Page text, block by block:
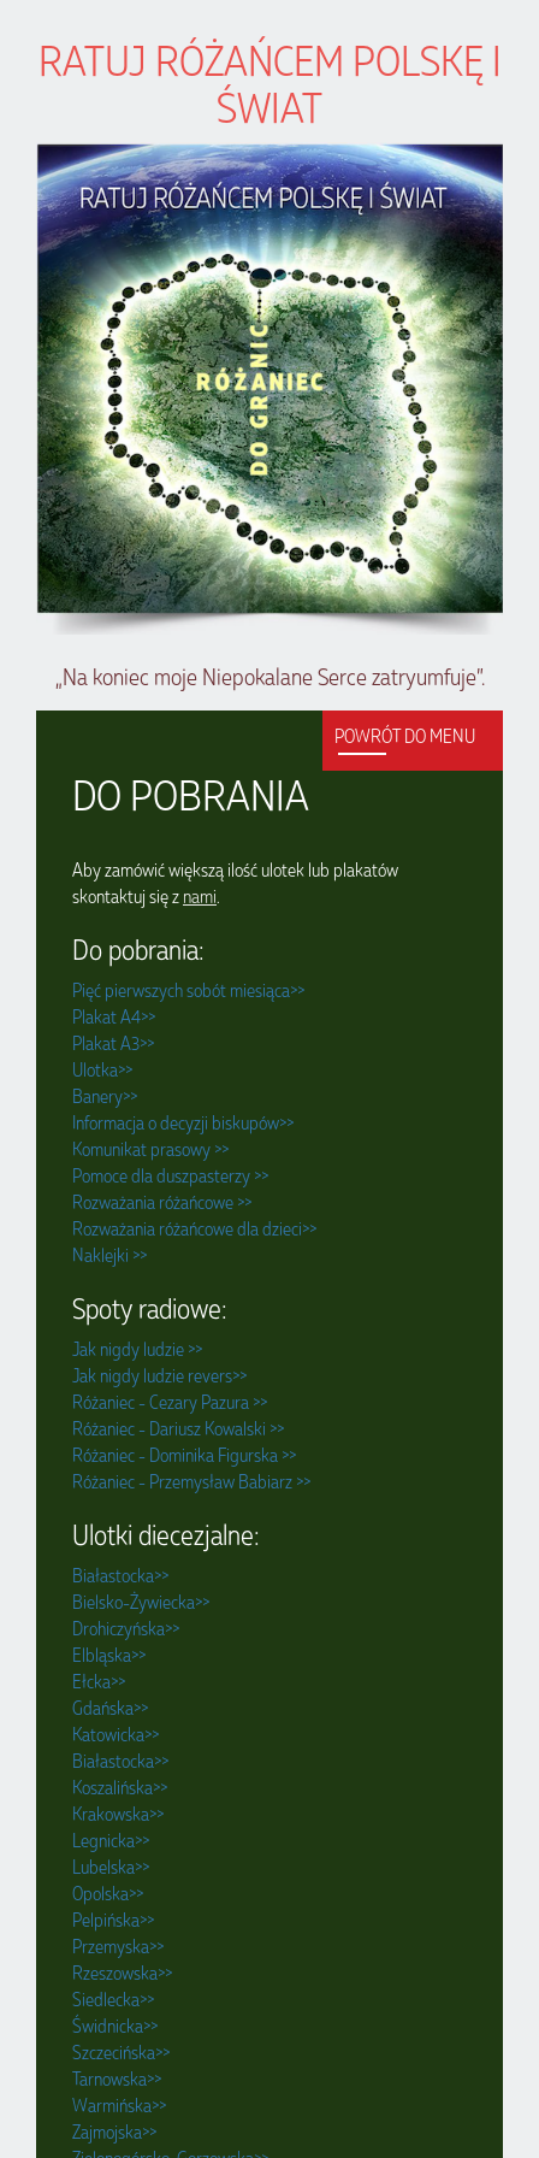
RATUJ RÓŻAŃCEM POLSKĘ I
ŚWIAT
„Na koniec moje Niepokalane Serce zatryumfuje”.
DO POBRANIA
Aby zamówić większą ilość ulotek lub plakatów
skontaktuj się z nami.
Do pobrania:
Pięć pierwszych sobót miesiąca>>
Plakat A4>>
Plakat A3>>
Ulotka>>
Banery>>
Informacja o decyzji biskupów>>
Komunikat prasowy >>
Pomoce dla duszpasterzy >>
Rozważania różańcowe >>
Rozważania różańcowe dla dzieci>>
Naklejki >>
Spoty radiowe:
Jak nigdy ludzie >>
Jak nigdy ludzie revers>>
Różaniec - Cezary Pazura >>
Różaniec - Dariusz Kowalski >>
Różaniec - Dominika Figurska >>
Różaniec - Przemysław Babiarz >>
Ulotki diecezjalne:
Białastocka>>
Bielsko-Żywiecka>>
Drohiczyńska>>
Elbląska>>
Ełcka>>
Gdańska>>
Katowicka>>
Białastocka>>
Koszalińska>>
Krakowska>>
Legnicka>>
Lubelska>>
Opolska>>
Pelpińska>>
Przemyska>>
Rzeszowska>>
Siedlecka>>
Świdnicka>>
Szczecińska>>
Tarnowska>>
Warmińska>>
Zajmojska>>
POWRÓT DO MENU